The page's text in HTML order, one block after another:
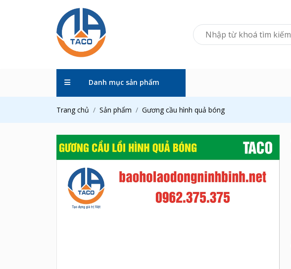
Danh mục sản phẩm
Trang chủ Sản phẩm Gương cầu hình quả bóng